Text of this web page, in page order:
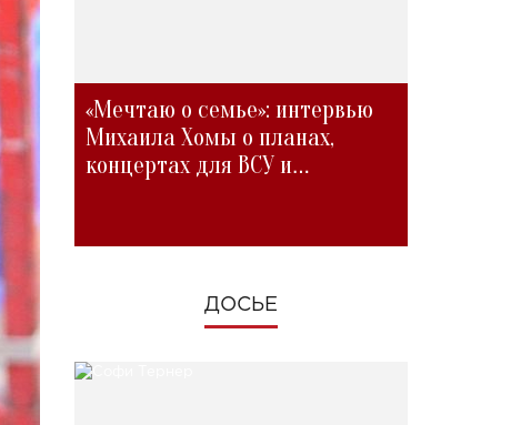
«Мечтаю о семье»: интервью
Михаила Хомы о планах,
концертах для ВСУ и
ДОСЬЕ